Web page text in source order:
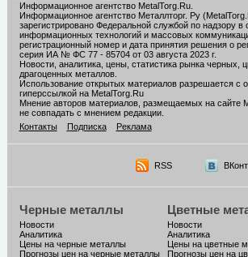
Информационное агентство MetalTorg.Ru.
Информационное агентство Металлторг. Ру
зарегистрировано Федеральной службой по надзору в
информационных технологий и массовых
регистрационный номер и дата принятия решения о
серия ИА № ФС 77 - 85704 от 03 августа 2023 г.
Новости, аналитика, цены, статистика рынка черных,
драгоценных металлов.
Использование открытых материалов разрешается с
гиперссылкой на MetalTorg.Ru
Мнение авторов материалов, размещаемых на сайте
не совпадать с мнением редакции.
Контакты
Подписка Реклама
RSS
Черные металлы
Новости
Аналитика
Цены на черные металлы
Прогнозы цен на черные металлы
Цветные
Новости
Аналитика
Цены на цветные
Прогнозы цен на